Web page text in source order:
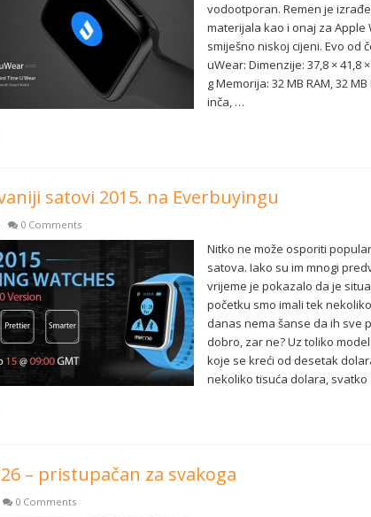
vodootporan. Remen je
materijala kao i onaj za Apple
smiješno niskoj cijeni. Evo od
uWear: Dimenzije: 37,8 × 41,8
g Memorija: 32 MB RAM, 32
inča, …
satovi 2015. na Everbuyingu
0 Comments
Nitko ne može osporiti
satova. Iako su im mnogi
vrijeme je pokazalo da je
početku smo imali tek
danas nema šanse da ih sve
dobro, zar ne? Uz toliko
koje se kreći od desetak
nekoliko tisuća dolara,
– pristupačan za svakoga
0 Comments